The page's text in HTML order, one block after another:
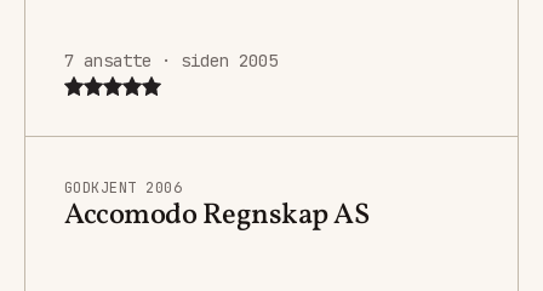
7 ansatte · siden 2005
GODKJENT 2006
Accomodo Regnskap AS